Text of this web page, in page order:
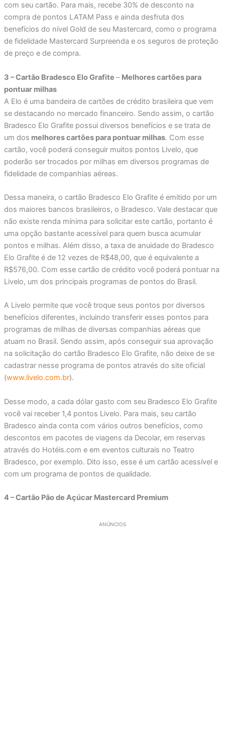
com seu cartão. Para mais, recebe 30% de desconto na
compra de pontos LATAM Pass e ainda desfruta dos
benefícios do nível Gold de seu Mastercard, como o programa
de fidelidade Mastercard Surpreenda e os seguros de proteção
de preço e de compra.
3 – Cartão Bradesco Elo Grafite – Melhores cartões para
pontuar milhas
A Elo é uma bandeira de cartões de crédito brasileira que vem
se destacando no mercado financeiro. Sendo assim, o cartão
Bradesco Elo Grafite possui diversos benefícios e se trata de
um dos melhores cartões para pontuar milhas. Com esse
cartão, você poderá conseguir muitos pontos Livelo, que
poderão ser trocados por milhas em diversos programas de
fidelidade de companhias aéreas.
Dessa maneira, o cartão Bradesco Elo Grafite é emitido por um
dos maiores bancos brasileiros, o Bradesco. Vale destacar que
não existe renda mínima para solicitar este cartão, portanto é
uma opção bastante acessível para quem busca acumular
pontos e milhas. Além disso, a taxa de anuidade do Bradesco
Elo Grafite é de 12 vezes de R$48,00, que é equivalente a
R$576,00. Com esse cartão de crédito você poderá pontuar na
Livelo, um dos principais programas de pontos do Brasil.
A Livelo permite que você troque seus pontos por diversos
benefícios diferentes, incluindo transferir esses pontos para
programas de milhas de diversas companhias aéreas que
atuam no Brasil. Sendo assim, após conseguir sua aprovação
na solicitação do cartão Bradesco Elo Grafite, não deixe de se
cadastrar nesse programa de pontos através do site oficial
(www.livelo.com.br).
Desse modo, a cada dólar gasto com seu Bradesco Elo Grafite
você vai receber 1,4 pontos Livelo. Para mais, seu cartão
Bradesco ainda conta com vários outros benefícios, como
descontos em pacotes de viagens da Decolar, em reservas
através do Hotéis.com e em eventos culturais no Teatro
Bradesco, por exemplo. Dito isso, esse é um cartão acessível e
com um programa de pontos de qualidade.
4 – Cartão Pão de Açúcar Mastercard Premium
ANÚNCIOS